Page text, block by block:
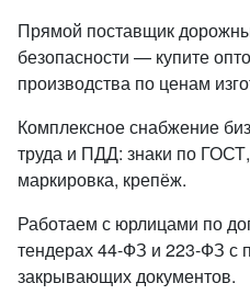
Прямой поставщик
безопасности — купите
производства по ценам
Комплексное снабжение
труда и ПДД: знаки по
маркировка, крепёж.
Работаем с юрлицами по
тендерах 44-ФЗ и 223-ФЗ с
закрывающих документов.